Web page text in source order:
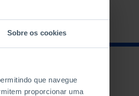
Sobre os cookies
que navegue
proporcionar uma